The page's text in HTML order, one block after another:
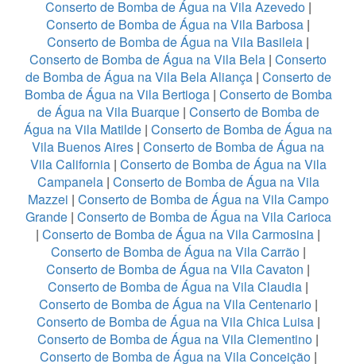
Conserto de Bomba de Água na Vila Azevedo|
Conserto de Bomba de Água na Vila Barbosa |
Conserto de Bomba de Água na Vila Basileia |
Conserto de Bomba de Água na Vila Bela | Conserto
de Bomba de Água na Vila Bela Aliança| Conserto de
Bomba de Água na Vila Bertioga| Conserto de Bomba
de Água na Vila Buarque| Conserto de Bomba de
Água na Vila Matilde | Conserto de Bomba de Água na
Vila Buenos Aires | Conserto de Bomba de Água na
Vila California| Conserto de Bomba de Água na Vila
Campanela| Conserto de Bomba de Água na Vila
Mazzei | Conserto de Bomba de Água na Vila Campo
Grande| Conserto de Bomba de Água na Vila Carioca
| Conserto de Bomba de Água na Vila Carmosina |
Conserto de Bomba de Água na Vila Carrão|
Conserto de Bomba de Água na Vila Cavaton |
Conserto de Bomba de Água na Vila Claudia |
Conserto de Bomba de Água na Vila Centenario|
Conserto de Bomba de Água na Vila Chica Luisa |
Conserto de Bomba de Água na Vila Clementino |
Conserto de Bomba de Água na Vila Conceição|